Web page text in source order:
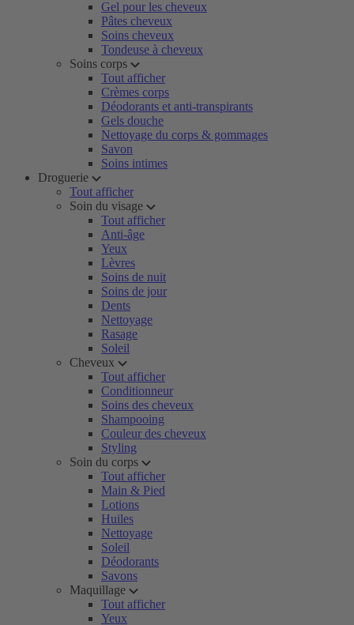
Gel pour les cheveux
Pâtes cheveux
Soins cheveux
Tondeuse à cheveux
Soins corps
Tout afficher
Crèmes corps
Déodorants et anti-transpirants
Gels douche
Nettoyage du corps & gommages
Savon
Soins intimes
Droguerie
Tout afficher
Soin du visage
Tout afficher
Anti-âge
Yeux
Lèvres
Soins de nuit
Soins de jour
Dents
Nettoyage
Rasage
Soleil
Cheveux
Tout afficher
Conditionneur
Soins des cheveux
Shampooing
Couleur des cheveux
Styling
Soin du corps
Tout afficher
Main & Pied
Lotions
Huiles
Nettoyage
Soleil
Déodorants
Savons
Maquillage
Tout afficher
Yeux